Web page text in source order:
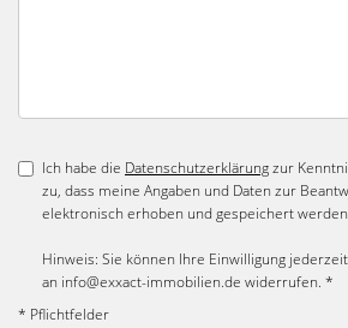
Ich habe die Datenschutzerklärungzur
zu, dass meine Angaben und Daten zur
elektronisch erhoben und gespeichert
Hinweis: Sie können Ihre Einwilligung
an info@exxact-immobilien.de widerrufen. *
* Pflichtfelder